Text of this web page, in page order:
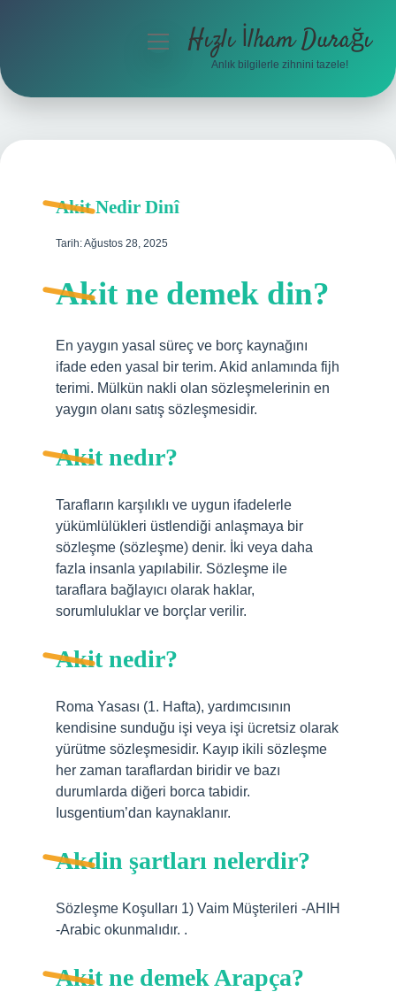
Hakkımızda
menüyüHızlı İlham Durağı
Anlık bilgilerle zihnini tazele!
Akit Nedir Dinî
Tarih: Ağustos 28, 2025
Akit ne demek din?
En yaygın yasal süreç ve borç kaynağını
ifade eden yasal bir terim. Akid anlamında fijh
terimi. Mülkün nakli olan sözleşmelerinin en
yaygın olanı satış sözleşmesidir.
Akit nedır?
Tarafların karşılıklı ve uygun ifadelerle
yükümlülükleri üstlendiği anlaşmaya bir
sözleşme (sözleşme) denir. İki veya daha
fazla insanla yapılabilir. Sözleşme ile
taraflara bağlayıcı olarak haklar,
sorumluluklar ve borçlar verilir.
Akit nedir?
Roma Yasası (1. Hafta), yardımcısının
kendisine sunduğu işi veya işi ücretsiz olarak
yürütme sözleşmesidir. Kayıp ikili sözleşme
her zaman taraflardan biridir ve bazı
durumlarda diğeri borca ​​tabidir.
Iusgentium’dan kaynaklanır.
Akdin şartları nelerdir?
Sözleşme Koşulları 1) Vaim Müşterileri -AHIH
-Arabic okunmalıdır. .
Akit ne demek Arapça?